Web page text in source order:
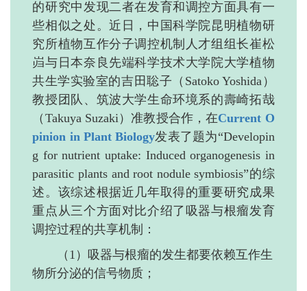
的研究中发现二者在发育和调控方面具有一
些相似之处。近日，中国科学院昆明植物研
究所植物互作分子调控机制人才组组长崔松
岿与日本奈良先端科学技术大学院大学植物
共生学实验室的吉田聡子（Satoko Yoshida）
教授团队、筑波大学生命环境系的壽崎拓哉
（Takuya Suzaki）准教授合作，在Current O
pinion in Plant Biology发表了题为“Developin
g for nutrient uptake: Induced organogenesis in
parasitic plants and root nodule symbiosis”的综
述。该综述根据近几年取得的重要研究成果
重点从三个方面对比介绍了吸器与根瘤发育
调控过程的共享机制：
（1）吸器与根瘤的发生都要依赖互作生
物所分泌的信号物质；